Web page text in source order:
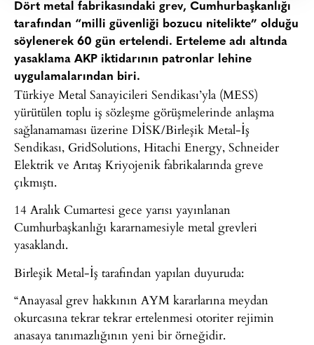
Dört metal fabrikasındaki grev, Cumhurbaşkanlığı
tarafından “milli güvenliği bozucu nitelikte” olduğu
söylenerek 60 gün ertelendi. Erteleme adı altında
yasaklama AKP iktidarının patronlar lehine
uygulamalarından biri.
Türkiye Metal Sanayicileri Sendikası’yla (MESS)
yürütülen toplu iş sözleşme görüşmelerinde anlaşma
sağlanamaması üzerine DİSK/Birleşik Metal-İş
Sendikası, GridSolutions, Hitachi Energy, Schneider
Elektrik ve Arıtaş Kriyojenik fabrikalarında greve
çıkmıştı.
14 Aralık Cumartesi gece yarısı yayınlanan
Cumhurbaşkanlığı kararnamesiyle metal grevleri
yasaklandı.
Birleşik Metal-İş tarafından yapılan duyuruda:
“Anayasal grev hakkının AYM kararlarına meydan
okurcasına tekrar tekrar ertelenmesi otoriter rejimin
anasaya tanımazlığının yeni bir örneğidir.